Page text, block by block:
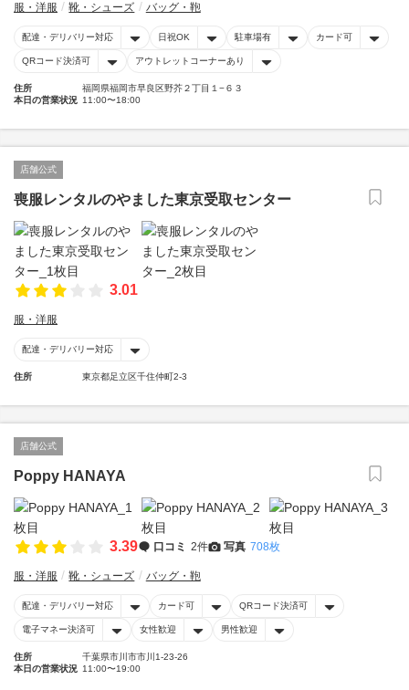
服・洋服 靴・シューズ バッグ・鞄
配達・デリバリー対応 日祝OK 駐車場有 カード可
QRコード決済可 アウトレットコーナーあり
住所
福岡県福岡市早良区野芥２丁目１−６３
本日の営業状況 11:00〜18:00
店舗公式
喪服レンタルのやました東京受取センター
3.01
服・洋服
配達・デリバリー対応
住所 東京都足立区千住仲町2-3
店舗公式
Poppy HANAYA
3.39 口コミ 2件 写真 708枚
服・洋服 靴・シューズ バッグ・鞄
配達・デリバリー対応 カード可 QRコード決済可
電子マネー決済可 女性歓迎 男性歓迎
住所
千葉県市川市市川1-23-26
本日の営業状況 11:00〜19:00